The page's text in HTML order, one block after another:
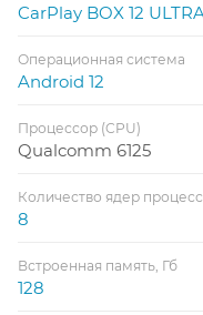
CarPlay BOX 12
Операционная система
Android 12
Процессор (CPU)
Qualcomm 6125
Количество ядер
8
Встроенная память, Гб
128